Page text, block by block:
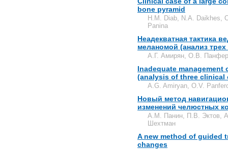
bone pyramid
H.M. Diab, N.A. Daikhes,
Panina
Неадекватная тактика
меланомой (анализ
А.Г. Амирян, О.В.
Inadequate
(analysis of three clinical
A.G. Amiryan, O.V.
Новый метод
изменений челюстных
А.М. Панин, П.В. Эктов,
Шехтман
A new method of guided
changes